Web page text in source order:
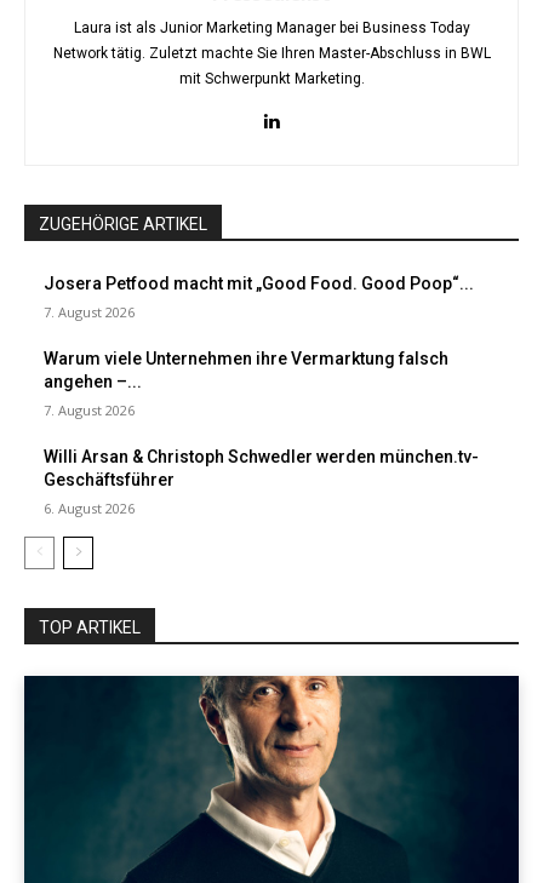
Laura ist als Junior Marketing Manager bei Business Today
Network tätig. Zuletzt machte Sie Ihren Master-Abschluss in BWL
mit Schwerpunkt Marketing.
ZUGEHÖRIGE ARTIKEL
Josera Petfood macht mit „Good Food. Good Poop“...
7. August 2026
Warum viele Unternehmen ihre Vermarktung falsch
angehen –...
7. August 2026
Willi Arsan & Christoph Schwedler werden münchen.tv-
Geschäftsführer
6. August 2026
TOP ARTIKEL